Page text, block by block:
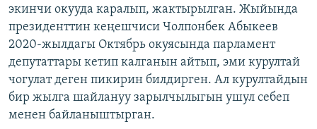
экинчи окууда каралып, жактырылган. Жыйында
президенттин кеңешчиси Чолпонбек Абыкеев
2020-жылдагы Октябрь окуясында парламент
депутаттары кетип калганын айтып, эми курултай
чогулат деген пикирин билдирген. Ал курултайдын
бир жылга шайлануу зарылчылыгын ушул себеп
менен байланыштырган.